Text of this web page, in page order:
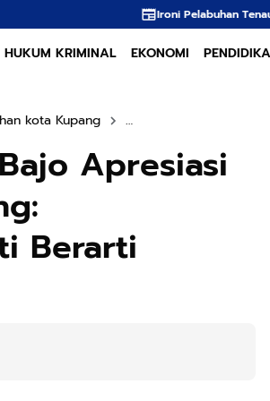
Ironi Pelabuhan Tenau: Taksi Online Tak
HUKUM KRIMINAL EKONOMI
kota Kupang pembangunan dengan
Apresiasi
Berarti